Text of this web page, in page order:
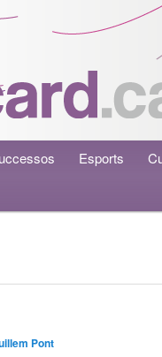
Esports
Pont